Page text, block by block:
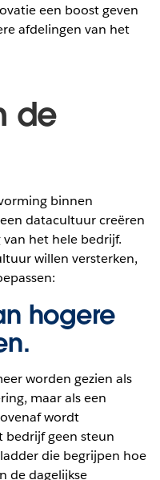
een boost geven
afdelingen van het
de
binnen
datacultuur creëren
het hele bedrijf.
willen versterken,
hogere
worden gezien als
maar als een
wordt
bedrijf geen steun
die begrijpen hoe
de dagelijkse